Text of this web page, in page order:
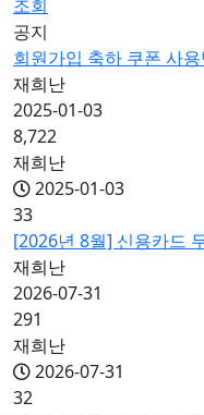
조회
공지
회원가입 축하 쿠폰 사
재희난
2025-01-03
8,722
재희난
2025-01-03
33
[2026년 8월] 신용카드
재희난
2026-07-31
291
재희난
2026-07-31
32